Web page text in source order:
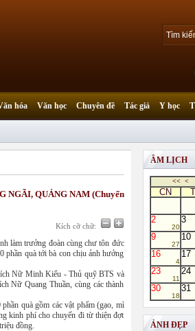
hóa Văn học Chuyên đề Tác giả Y học
NGÃI, QUẢNG NAM (Chuyến
Kích cỡ chữ:
làm trưởng đoàn cùng chư tôn đức
quà tới bà con chịu ảnh hưởng
Nữ Minh Kiểu - Thủ quỹ BTS và
Nữ Quang Thuần, cùng các thành
quà gồm các vật phẩm (gạo, mì
kinh phí cho chuyến đi từ thiện đợt
đồng.
ÂM LỊCH
<< <
CN
2
20
3
9
27
10
16
4
17
23
11
24
30
18
31
ẢNH ĐẸP